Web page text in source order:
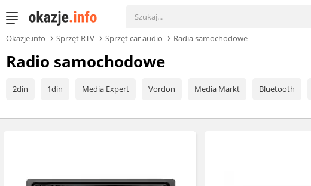
Okazje.info Sprzęt RTV Sprzęt car audio Radia samochodowe
Radio samochodowe
2din 1din Media Expert Vordon Media Markt Bluetooth